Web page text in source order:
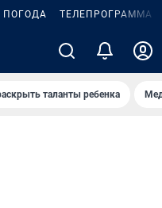
ПОГОДА ТЕЛЕПРОГРАММА
таланты ребенка